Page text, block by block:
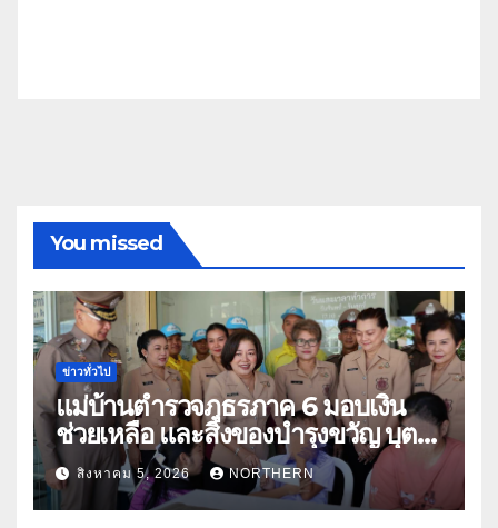
You missed
ข่าวทั่วไป
แม่บ้านตำรวจภูธรภาค 6 มอบเงิน
ช่วยเหลือ และสิ่งของบำรุงขวัญ บุตร-
ธิดา ข้าราชการตำรวจจังหวัด
อุทัยธานี
สิงหาคม 5, 2026 NORTHERN